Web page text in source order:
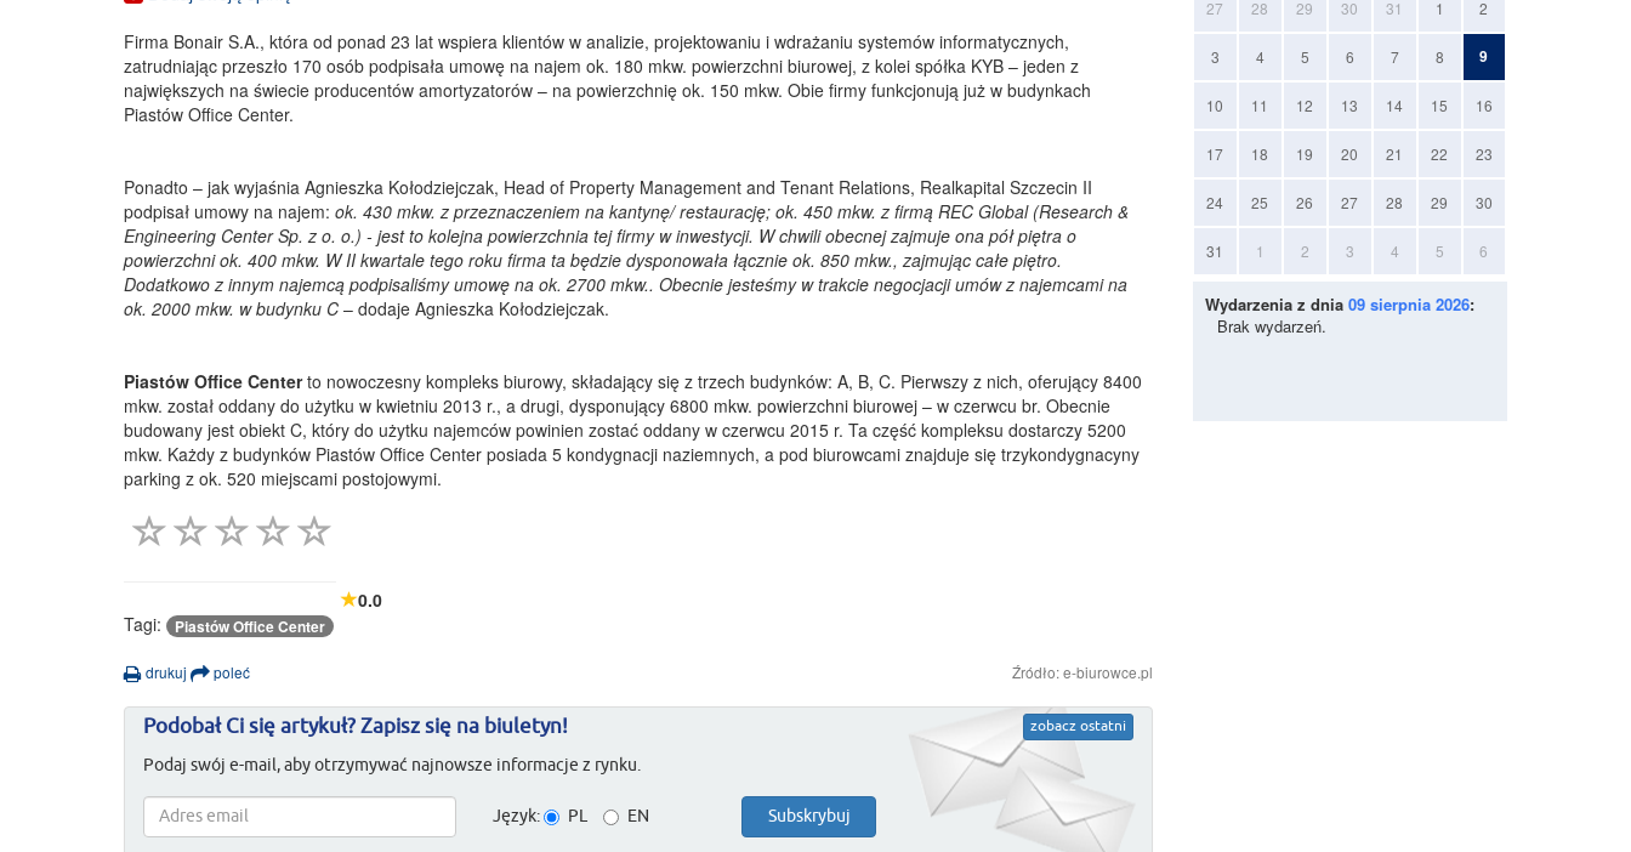
Firma Bonair S.A., która od ponad 23 lat wspiera klientów w analizie, projektowaniu i wdrażaniu systemów informatycznych,
zatrudniając przeszło 170 osób podpisała umowę na najem ok. 180 mkw. powierzchni biurowej, z kolei spółka KYB – jeden z
największych na świecie producentów amortyzatorów – na powierzchnię ok. 150 mkw. Obie firmy funkcjonują już w budynkach
Piastów Office Center.
Ponadto – jak wyjaśnia Agnieszka Kołodziejczak, Head of Property Management and Tenant Relations, Realkapital Szczecin II
podpisał umowy na najem: ok. 430 mkw. z przeznaczeniem na kantynę/ restaurację; ok. 450 mkw. z firmą REC Global (Research &
Engineering Center Sp. z o. o.) - jest to kolejna powierzchnia tej firmy w inwestycji. W chwili obecnej zajmuje ona pół piętra o
powierzchni ok. 400 mkw. W II kwartale tego roku firma ta będzie dysponowała łącznie ok. 850 mkw., zajmując całe piętro.
Dodatkowo z innym najemcą podpisaliśmy umowę na ok. 2700 mkw.. Obecnie jesteśmy w trakcie negocjacji umów z najemcami na
ok. 2000 mkw. w budynku C – dodaje Agnieszka Kołodziejczak.
Piastów Office Centerto nowoczesny kompleks biurowy, składający się z trzech budynków: A, B, C. Pierwszy z nich, oferujący 8400
mkw. został oddany do użytku w kwietniu 2013 r., a drugi, dysponujący 6800 mkw. powierzchni biurowej – w czerwcu br. Obecnie
budowany jest obiekt C, który do użytku najemców powinien zostać oddany w czerwcu 2015 r. Ta część kompleksu dostarczy 5200
mkw. Każdy z budynków Piastów Office Center posiada 5 kondygnacji naziemnych, a pod biurowcami znajduje się trzykondygnacyny
parking z ok. 520 miejscami postojowymi.
0.0
Tagi:
Piastów Office Center
drukuj poleć Źródło: e-biurowce.pl
zobacz ostatni
Podobał Ci się artykuł? Zapisz się na biuletyn!
Podaj swój e-mail, aby otrzymywać najnowsze informacje z rynku.
Język: PL EN
27 28 29 30 31 1 2
3 4 5 6 7 8 9
10 11 12 13 14 15 16
17 18 19 20 21 22 23
24 25 26 27 28 29 30
31 1 2 3 4 5 6
Wydarzenia z dnia 09 sierpnia 2026:
Brak wydarzeń.